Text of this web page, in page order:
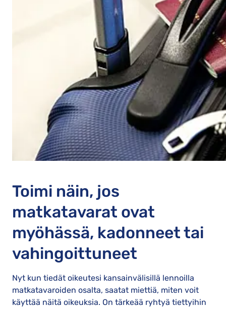
Toimi näin, jos
matkatavarat ovat
myöhässä, kadonneet tai
vahingoittuneet
Nyt kun tiedät oikeutesi kansainvälisillä lennoilla
matkatavaroiden osalta, saatat miettiä, miten voit
käyttää näitä oikeuksia. On tärkeää ryhtyä tiettyihin